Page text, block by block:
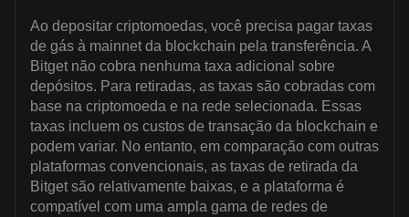
Ao depositar criptomoedas, você precisa pagar taxas
de gás à mainnet da blockchain pela transferência. A
Bitget não cobra nenhuma taxa adicional sobre
depósitos. Para retiradas, as taxas são cobradas com
base na criptomoeda e na rede selecionada. Essas
taxas incluem os custos de transação da blockchain e
podem variar. No entanto, em comparação com outras
plataformas convencionais, as taxas de retirada da
Bitget são relativamente baixas, e a plataforma é
compatível com uma ampla gama de redes de